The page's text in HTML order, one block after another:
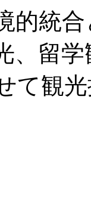
的統
、留
て観